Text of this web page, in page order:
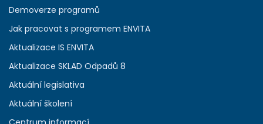
Demoverze programů
Jak pracovat s programem ENVITA
Aktualizace IS ENVITA
Aktualizace SKLAD Odpadů 8
Aktuální legislativa
Aktuální školení